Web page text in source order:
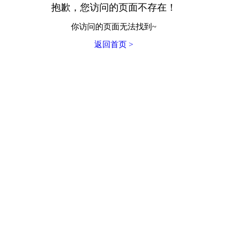
抱歉，您访问的页面不存在！
你访问的页面无法找到~
返回首页 >